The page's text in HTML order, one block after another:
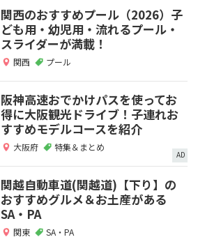
関西のおすすめプール（2026）子
ども用・幼児用・流れるプール・
スライダーが満載！
関西 プール
阪神高速おでかけパスを使ってお
得に大阪観光ドライブ！子連れお
すすめモデルコースを紹介
大阪府 特集＆まとめ
AD
関越自動車道(関越道)【下り】の
おすすめグルメ＆お土産がある
SA・PA
関東 SA・PA